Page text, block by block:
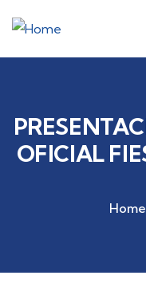
OFICIAL
Home